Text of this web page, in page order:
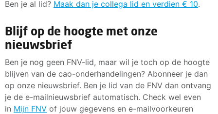
Ben je al lid? Maak dan je collega lid en verdien € 10.
Blijf op de hoogte met onze
nieuwsbrief
Ben je nog geen FNV-lid, maar wil je toch op de hoogte
blijven van de cao-onderhandelingen? Abonneer je dan
op onze nieuwsbrief. Ben je lid van de FNV dan ontvang
je de e-mailnieuwsbrief automatisch. Check wel even
in Mijn FNV of jouw gegevens en e-mailvoorkeuren